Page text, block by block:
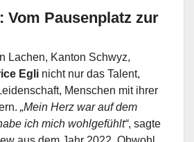
Vom Pausenplatz zur
Lachen, Kanton Schwyz,
Egli nicht nur das Talent,
Menschen mit ihrer
„Mein Herz war auf dem
ich mich wohlgefühlt“, sagte